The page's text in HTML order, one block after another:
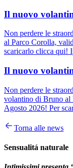
Il nuovo
Non perdere le
al Parco Corolla,
scaricarlo clicca qui!
Il nuovo
Non perdere le
volantino di Bruno al
Agosto 2026! Per
Torna alle news
Sensualitá naturale